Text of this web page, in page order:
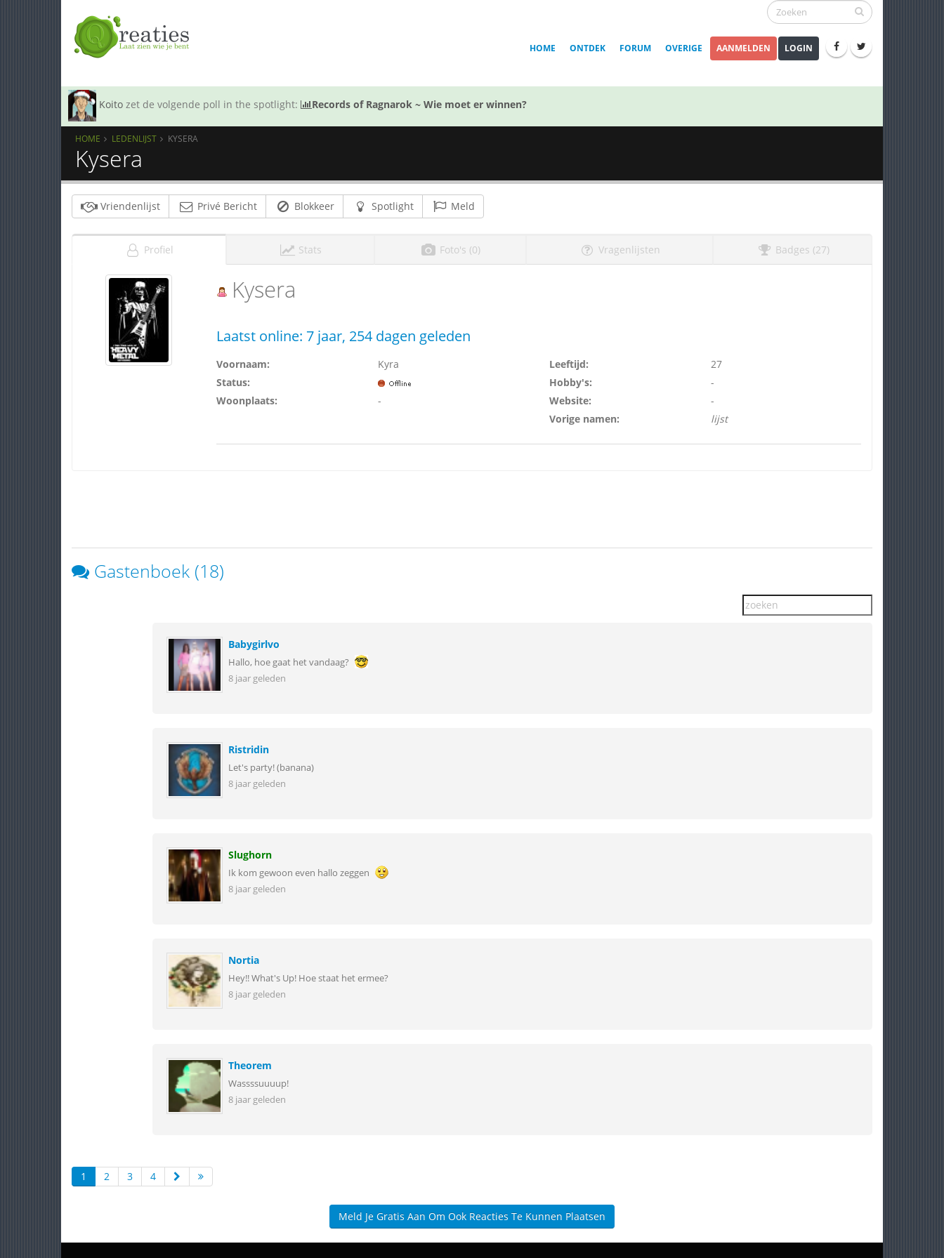
HOME ONTDEK FORUM OVERIGE AANMELDEN LOGIN
Koito zet de volgende poll in the spotlight: Records of Ragnarok ~ Wie moet er winnen?
HOME LEDENLIJST KYSERA
Kysera
Vriendenlijst Privé Bericht Blokkeer Spotlight Meld
Profiel Stats Foto's (0) Vragenlijsten Badges (27)
Kysera
Laatst online: 7 jaar, 254 dagen geleden
Voornaam:
Kyra
Status:
Woonplaats:
-
Leeftijd:
27
Hobby's:
-
Website:
-
Vorige namen:
lijst
Gastenboek (18)
Babygirlvo
Hallo, hoe gaat het vandaag?
8 jaar geleden
Ristridin
Let's party! (banana)
8 jaar geleden
Slughorn
Ik kom gewoon even hallo zeggen
8 jaar geleden
Nortia
Hey!! What's Up! Hoe staat het ermee?
8 jaar geleden
Theorem
Wassssuuuup!
8 jaar geleden
1 2 3 4
Meld Je Gratis Aan Om Ook Reacties Te Kunnen Plaatsen